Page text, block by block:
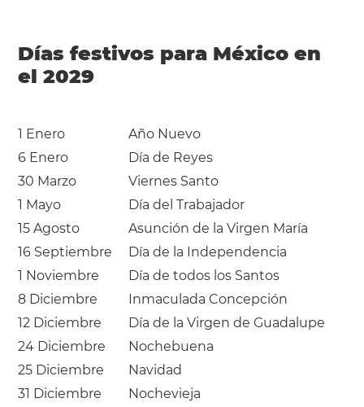
Días festivos para México en
el 2029
1 Enero
Año Nuevo
6 Enero
Día de Reyes
30 Marzo
Viernes Santo
1 Mayo
Día del Trabajador
15 Agosto
Asunción de la Virgen María
16 Septiembre
Día de la Independencia
1 Noviembre
Día de todos los Santos
8 Diciembre
Inmaculada Concepción
12 Diciembre
Día de la Virgen de Guadalupe
24 Diciembre
Nochebuena
25 Diciembre
Navidad
31 Diciembre
Nochevieja